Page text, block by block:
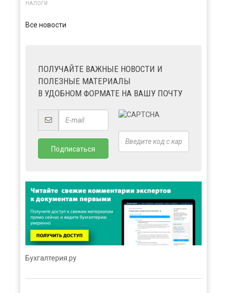
НАЛОГИ
Все новости
ПОЛУЧАЙТЕ ВАЖНЫЕ НОВОСТИ И
ПОЛЕЗНЫЕ МАТЕРИАЛЫ
В УДОБНОМ ФОРМАТЕ НА ВАШУ ПОЧТУ
Бухгалтерия.ру